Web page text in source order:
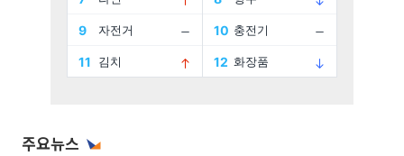
주요뉴스